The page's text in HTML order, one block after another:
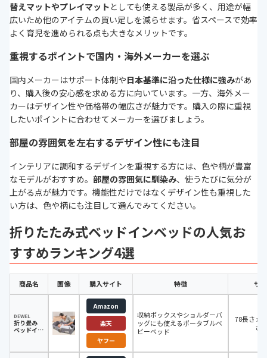
替えマットやプレイマットとしても使える製品が多く、用途が幅
広いため他のアイテムの買い足しを減らせます。省スペースで効率
よく育児を進められる点も大きなメリットです。
重視するポイントで国内・海外メーカーを選ぶ
国内メーカーはサポート体制や日本基準に沿った仕様に強みがあ
り、購入後の安心感を求める方に向いています。一方、海外メー
カーはデザイン性や価格帯の幅広さが魅力です。購入の際に重視
したいポイントに合わせてメーカーを選びましょう。
部屋の雰囲気を左右するデザイン性にも注目
インテリアに調和するデザインを重視する方には、色や柄が豊富
なモデルがおすすめ。 部屋の雰囲気に馴染み、使うたびに気分が
上がる点が魅力です。機能性だけではなくデザイン性も重視した
い方は、色や柄にも注目して選んでみてください。
折りたたみ式ベッドインベッドの人気お
すすめランキング4選
商品名 画像 購入サイト 特徴 サ
DEWEL
折り畳み
ベッドイン
Amazon
楽天
ヤフー
収納ボックスやショルダーバ
ッグにも使えるポータブルベ
ビーベッド
78長さ x
さ